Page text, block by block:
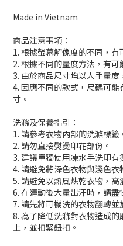
Made in Vietnam
商品注意事項：
1. 根據螢幕解像度的不同，有
2. 根據不同的量度方法，有可
3. 由於商品尺寸均以人手量度
4. 因應不同的款式，尺碼可
寸。
洗滌及保養指引：
1. 請參考衣物內部的洗滌標籤
2. 請勿直接熨燙印花部份。
3. 建議單獨使用凍水手洗印有
4. 請避免將深色衣物與淺色衣
5. 請避免以熱風烘乾衣物，高
6. 在運動後大量出汗時，請盡
7. 請先將可機洗的衣物翻轉並
8. 為了降低洗滌對衣物造成
上，並扣緊鈕扣。